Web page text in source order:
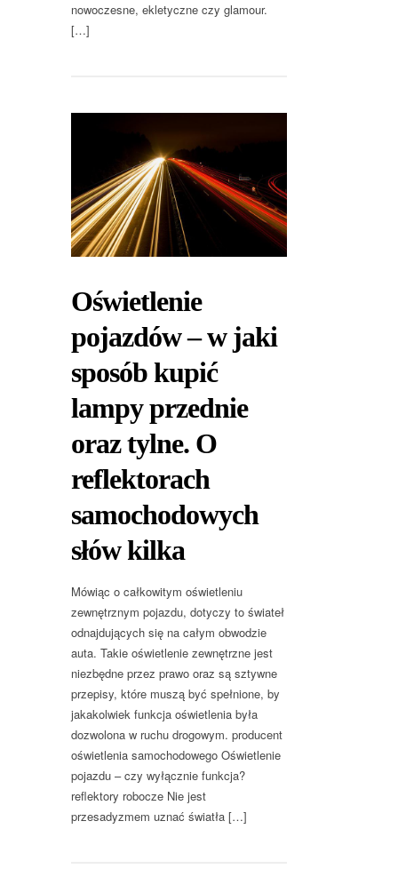
nowoczesne, ekletyczne czy glamour.
[…]
Oświetlenie
pojazdów – w jaki
sposób kupić
lampy przednie
oraz tylne. O
reflektorach
samochodowych
słów kilka
Mówiąc o całkowitym oświetleniu
zewnętrznym pojazdu, dotyczy to świateł
odnajdujących się na całym obwodzie
auta. Takie oświetlenie zewnętrzne jest
niezbędne przez prawo oraz są sztywne
przepisy, które muszą być spełnione, by
jakakolwiek funkcja oświetlenia była
dozwolona w ruchu drogowym. producent
oświetlenia samochodowego Oświetlenie
pojazdu – czy wyłącznie funkcja?
reflektory robocze Nie jest
przesadyzmem uznać światła […]